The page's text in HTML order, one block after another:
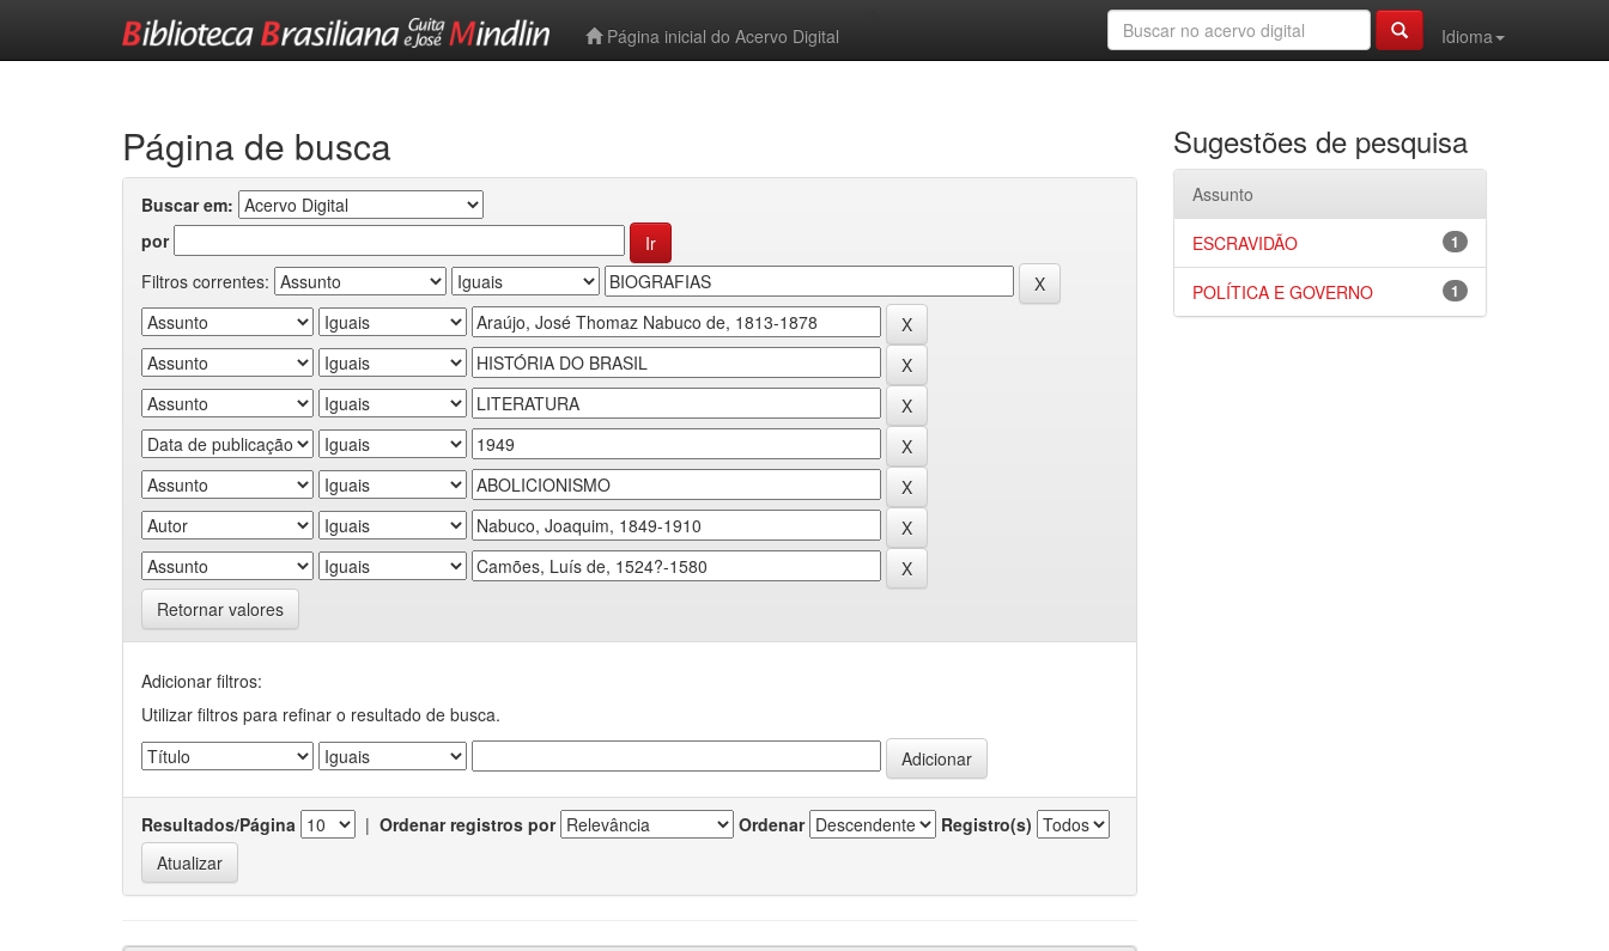
Página inicial do Acervo Digital
Idioma
Página de busca
Buscar em:
por
Filtros correntes:
Retornar valores
Adicionar filtros:
Utilizar filtros para refinar o resultado de busca.
Resultados/Página | Ordenar registros por Ordenar Registro(s)
Sugestões de pesquisa
Assunto
1
ESCRAVIDÃO
1
POLÍTICA E GOVERNO